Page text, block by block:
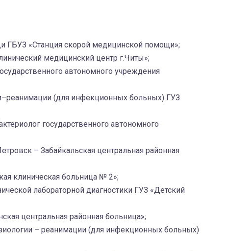
ГБУЗ «Станция скорой медицинской помощи»;
медицинский центр г.Читы»;
автономного учреждения
(для инфекционных больных) ГУЗ
государственного автономного
– Забайкальская центральная районная
клиническая больница № 2»;
лабораторной диагностики ГУЗ «Детский
центральная районная больница»;
– реанимации (для инфекционных больных)